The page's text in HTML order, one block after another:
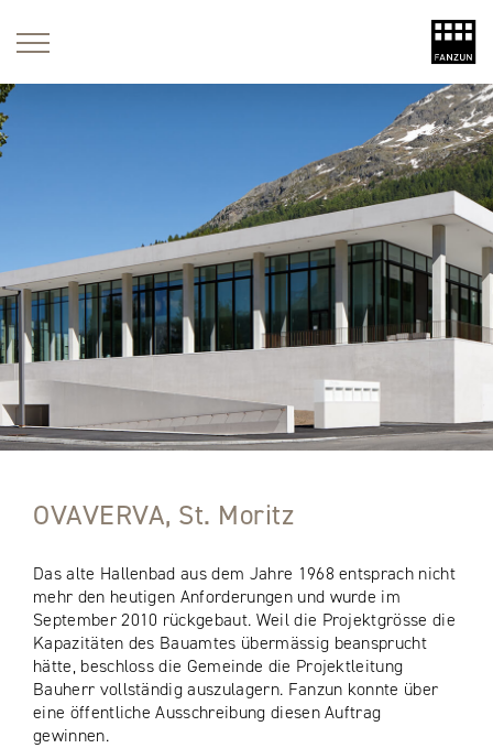
OVAVERVA, St. Moritz
Das alte Hallenbad aus dem Jahre 1968 entsprach nicht
mehr den heutigen Anforderungen und wurde im
September 2010 rückgebaut. Weil die Projektgrösse die
Kapazitäten des Bauamtes übermässig beansprucht
hätte, beschloss die Gemeinde die Projektleitung
Bauherr vollständig auszulagern. Fanzun konnte über
eine öffentliche Ausschreibung diesen Auftrag
gewinnen.